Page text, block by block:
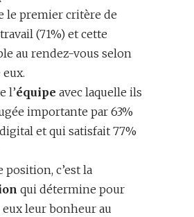
le premier critère de
(71%) et cette
au rendez-vous selon
eux.
l’équipe avec laquelle ils
importante par 63%
et qui satisfait 77%
position, c’est la
qui détermine pour
eux leur bonheur au